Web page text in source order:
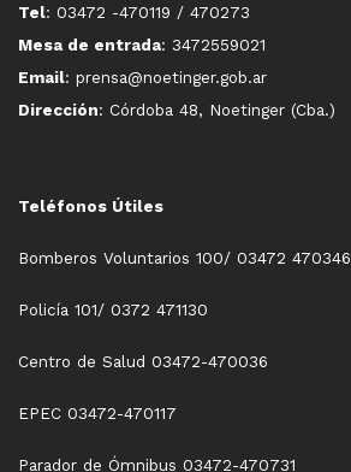
Tel: 03472 -470119 / 470273
Mesa de entrada: 3472559021
Email: prensa@noetinger.gob.ar
Dirección: Córdoba 48, Noetinger (Cba.)
Teléfonos Útiles
Bomberos Voluntarios 100/ 03472 470346
Policía 101/ 0372 471130
Centro de Salud 03472-470036
EPEC 03472-470117
Parador de Ómnibus 03472-470731